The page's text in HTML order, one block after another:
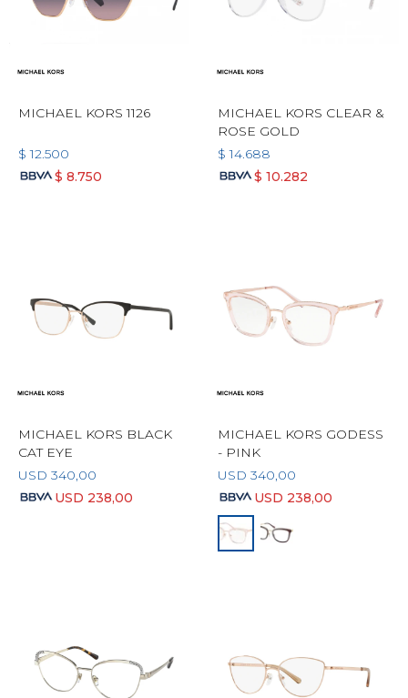
MICHAEL KORS 1126
$ 12.500
$ 8.750
MICHAEL KORS CLEAR &
ROSE GOLD
$ 14.688
$ 10.282
MICHAEL KORS BLACK
CAT EYE
USD 340,00
USD 238,00
MICHAEL KORS GODESS
- PINK
USD 340,00
USD 238,00